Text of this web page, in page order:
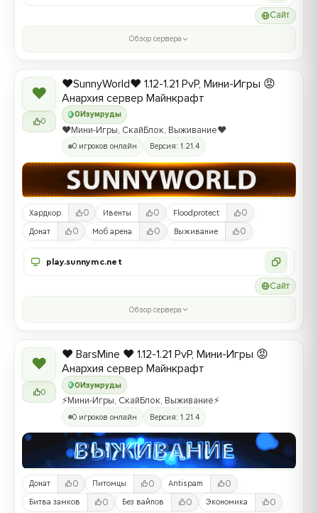
Сайт
Обзор сервера
❤
0
0 Изумруды
❤️SunnyWorld❤️ 1.12-1.21 PvP, Мини-Игры 😡
Анархия сервер Майнкрафт
❤️Мини-Игры, СкайБлок, Выживание❤️
0 игроков онлайн Версия: 1.21.4
Хардкор 0 Ивенты 0 Floodprotect 0
Донат 0 Моб арена 0 Выживание 0
play.sunnymc.net
Сайт
Обзор сервера
❤
0
0Изумруды
❤️ BarsMine ❤️ 1.12-1.21 PvP, Мини-Игры 😡
Анархия сервер Майнкрафт
⚡Мини-Игры, СкайБлок, Выживание⚡
0 игроков онлайн Версия: 1.21.4
Донат 0 Питомцы 0 Antispam 0
Битва замков 0 Без вайпов 0 Экономика 0